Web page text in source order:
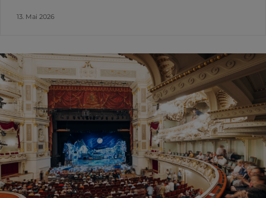
13. Mai 2026